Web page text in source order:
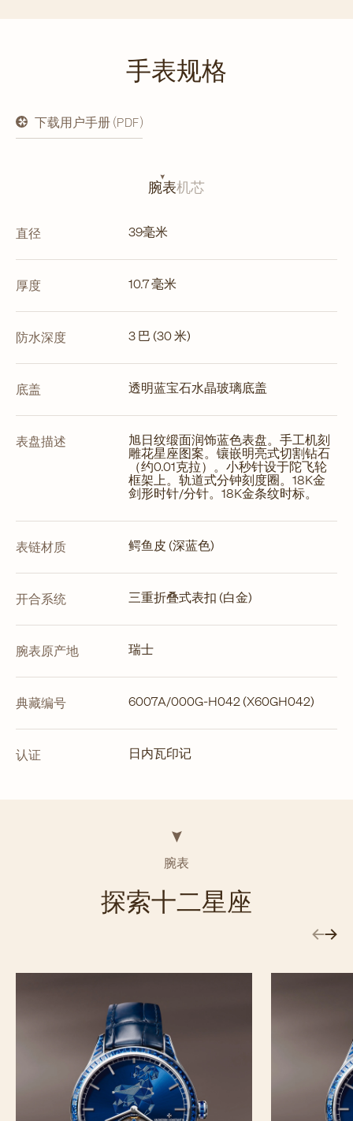
手表规格
下载用户手册 (PDF)
在
新
腕表机芯
直径 39毫米
厚度 10.7 毫米
防水深度 3 巴 (30 米)
底盖 透明蓝宝石水晶玻璃底盖
表盘描述 旭日纹缎面润饰蓝色表盘。手工机刻
雕花星座图案。镶嵌明亮式切割钻石
（约0.01克拉）。小秒针设于陀飞轮
框架上。轨道式分钟刻度圈。18K金
剑形时针/分针。18K金条纹时标。
表链材质 鳄鱼皮 (深蓝色)
开合系统 三重折叠式表扣 (白金)
腕表原产地 瑞士
典藏编号 6007A/000G-H042 (X60GH042)
认证 日内瓦印记
腕表
探索十二星座